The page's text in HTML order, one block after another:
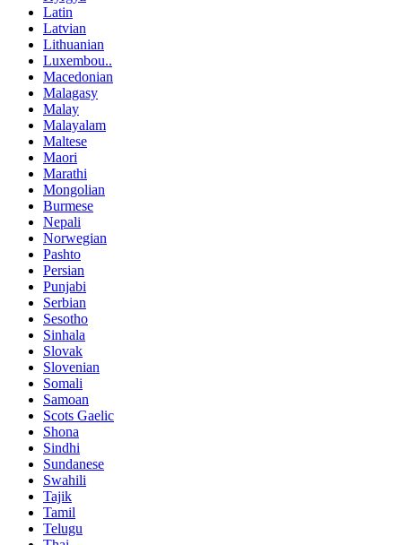
Latin
Latvian
Lithuanian
Luxembou..
Macedonian
Malagasy
Malay
Malayalam
Maltese
Maori
Marathi
Mongolian
Burmese
Nepali
Norwegian
Pashto
Persian
Punjabi
Serbian
Sesotho
Sinhala
Slovak
Slovenian
Somali
Samoan
Scots Gaelic
Shona
Sindhi
Sundanese
Swahili
Tajik
Tamil
Telugu